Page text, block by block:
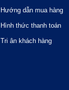
Hướng dẫn mua hàng
Hình thức thanh toán
Tri ân khách hàng